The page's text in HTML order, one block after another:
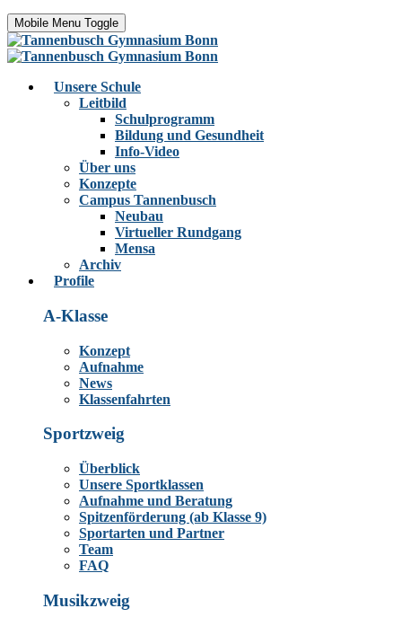
Mobile Menu Toggle
Unsere Schule
Leitbild
Schulprogramm
Bildung und Gesundheit
Info-Video
Über uns
Konzepte
Campus Tannenbusch
Neubau
Virtueller Rundgang
Mensa
Archiv
Profile
A-Klasse
Konzept
Aufnahme
News
Klassenfahrten
Sportzweig
Überblick
Unsere Sportklassen
Aufnahme und Beratung
Spitzenförderung (ab Klasse 9)
Sportarten und Partner
Team
FAQ
Musikzweig